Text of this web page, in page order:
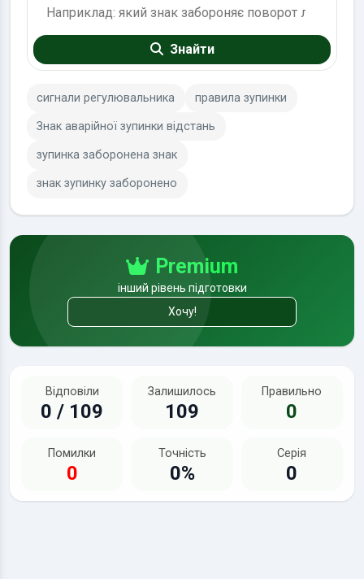
Знайти
сигнали регулювальника правила зупинки
Знак аварійної зупинки відстань
зупинка заборонена знак
знак зупинку заборонено
Premium
інший рівень підготовки
Хочу!
Відповіли
0 / 109
Залишилось
109
Правильно
0
Помилки
0
Точність
0%
Серія
0